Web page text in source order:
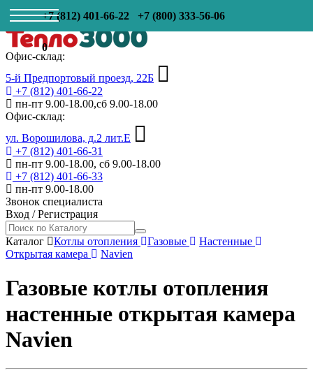
+7 (812) 401-66-22 +7 (800) 333-56-06
0
Офис-склад:
5-й Предпортовый проезд, 22Б
+7 (812) 401-66-22
пн-пт 9.00-18.00,сб 9.00-18.00
Офис-склад:
ул. Ворошилова, д.2 лит.Е
+7 (812) 401-66-31
пн-пт 9.00-18.00, сб 9.00-18.00
+7 (812) 401-66-33
пн-пт 9.00-18.00
Звонок специалиста
Вход /Регистрация
Каталог Котлы отопления Газовые
Настенные
Открытая камера
Navien
Газовые котлы отопления
настенные открытая камера
Navien